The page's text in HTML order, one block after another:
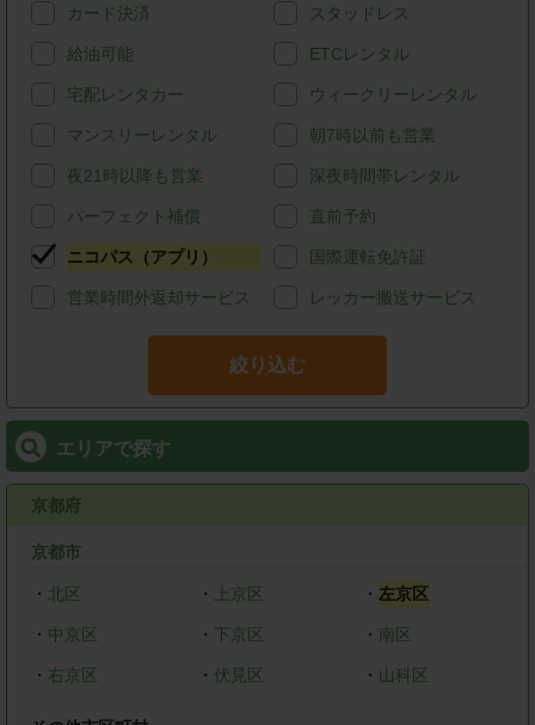
カード決済 スタッドレス
給油可能 ETCレンタル
宅配レンタカー ウィークリーレンタル
マンスリーレンタル 朝7時以前も営業
夜21時以降も営業 深夜時間帯レンタル
パーフェクト補償 直前予約
ニコパス（アプリ） 国際運転免許証
営業時間外返却サービス レッカー搬送サービス
絞り込む
エリアで探す
京都府
京都市
・ 北区 ・ 上京区 ・左京区
・ 中京区 ・ 下京区 ・ 南区
・ 右京区 ・ 伏見区 ・ 山科区